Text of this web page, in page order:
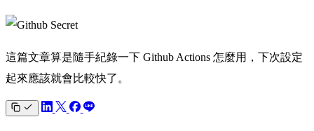
這篇文章算是隨手紀錄一下 Github Actions 怎麼用，下次設定
起來應該就會比較快了。